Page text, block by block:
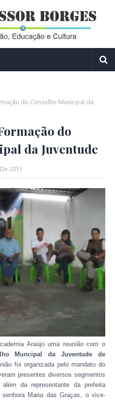
do Conselho Municipal da
do
da Juventude
De 2011
Araújo uma reunião com o
Muncipal da Juventude de
foi organizada pelo mandato do
presentes diversos segmentos
da representante da prefeita
Maria das Graças, o vice-